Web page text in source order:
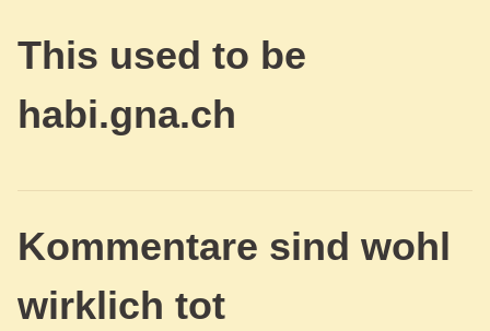
This used to be
habi.gna.ch
Kommentare sind wohl
wirklich tot